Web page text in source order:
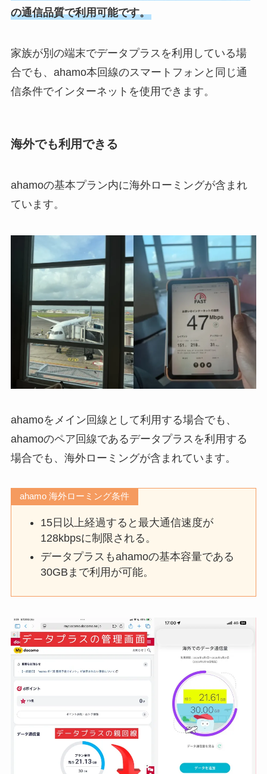
の通信品質で利用可能です。
家族が別の端末でデータプラスを利用している場
合でも、ahamo本回線のスマートフォンと同じ通
信条件でインターネットを使用できます。
海外でも利用できる
ahamoの基本プラン内に海外ローミングが含まれ
ています。
ahamoをメイン回線として利用する場合でも、
ahamoのペア回線であるデータプラスを利用する
場合でも、海外ローミングが含まれています。
ahamo 海外ローミング条件
15日以上経過すると最大通信速度が
128kbpsに制限される。
データプラスもahamoの基本容量である
30GBまで利用が可能。